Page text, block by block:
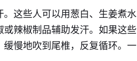
这些人可以用葱白、生姜煮水
辣椒制品辅助发汗。如果这些
慢地吹到尾椎，反复循环。一